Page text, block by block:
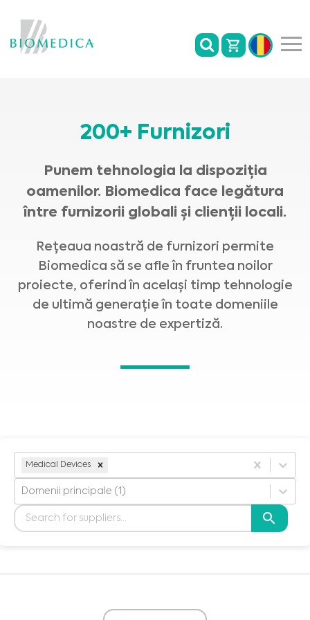
200+ Furnizori
Punem tehnologia la dispoziția
oamenilor. Biomedica face legătura
între furnizorii globali și clienții locali.
Rețeaua noastră de furnizori permite
Biomedica să se afle în fruntea noilor
proiecte, oferind în același timp tehnologie
de ultimă generație în toate domeniile
noastre de expertiză.
Medical Devices
Domenii principale (1)